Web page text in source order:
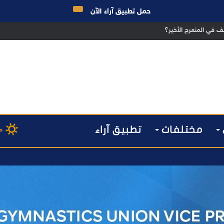
هل أصبحت إدارة الأزمات خارج أولويات الفاعلين السياسيين؟
مختلفات تطبيق آراء
حمل تطبيق آراء الآن